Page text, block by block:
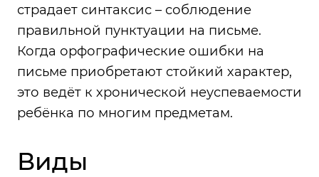
страдает синтаксис – соблюдение
правильной пунктуации на письме.
Когда орфографические ошибки на
письме приобретают стойкий характер,
это ведёт к хронической неуспеваемости
ребёнка по многим предметам.
Виды